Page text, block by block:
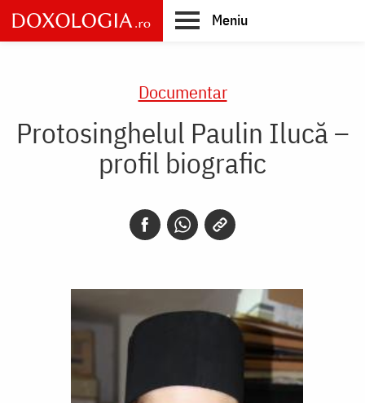
Skip
to
main
Meniu
Documentar
Protosinghelul Paulin Ilucă –
profil biografic